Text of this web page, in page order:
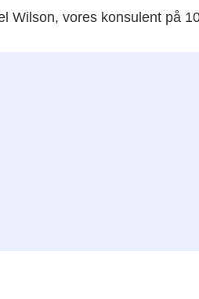
Wilson, vores konsulent på